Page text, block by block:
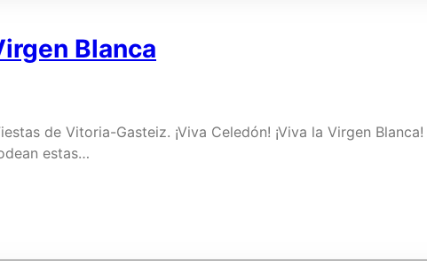
Blanca
de Vitoria-Gasteiz. ¡Viva Celedón! ¡Viva la Virgen Blanca!
estas…